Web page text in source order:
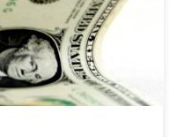
dolarów według
Prevention (CDC).
na kacu, […]